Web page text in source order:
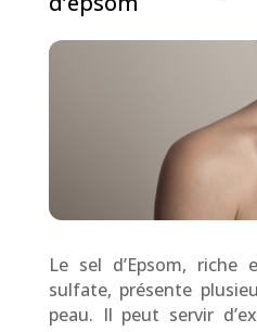
Le sel d’Epsom,
sulfate, présente
peau. Il peut servir